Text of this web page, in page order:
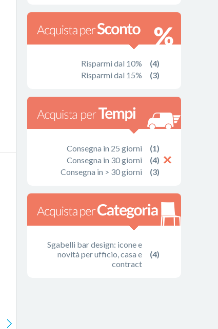
Risparmi dal 10%
(4)
Risparmi dal 15%
(3)
Consegna in 25 giorni
(1)
Consegna in 30 giorni
(4)
Consegna in > 30 giorni
(3)
Sgabelli bar design: icone e
novità per ufficio, casa e
contract
(4)